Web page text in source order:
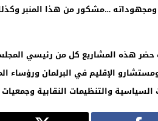
ومجهوداته …مشكور من هذا المنبر
حضر هذه المشاريع كل من رئيسي
الإقليم في البرلمان ورؤساء
السياسية والتنظيمات النقابية